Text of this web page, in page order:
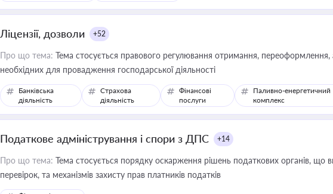
Ліцензії, дозволи +52
Про що тема: Тема стосується правового регулювання отримання, переоформлення,
необхідних для провадження господарської діяльності
Банківська
діяльність
Страхова
діяльність
Фінансові
послуги
Паливно-енергетичний
комплекс
Податкове адміністрування і спори з ДПС +14
Про що тема: Тема стосується порядку оскарження рішень податкових органів, що
перевірок, та механізмів захисту прав платників податків